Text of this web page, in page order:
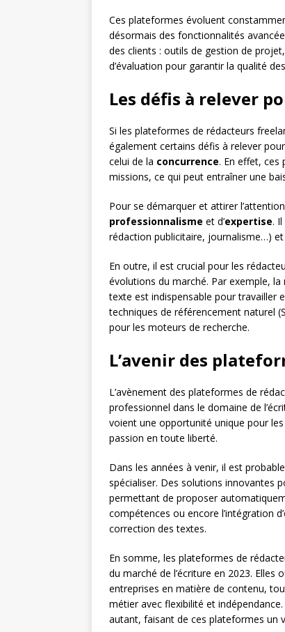
Ces plateformes évoluent
désormais des fonctionnalités
des clients : outils de gestion de
d’évaluation pour garantir la qualité
Les défis à relever
Si les plateformes de rédacteurs
également certains défis à relever
celui de la concurrence. En effet, ces
missions, ce qui peut entraîner une
Pour se démarquer et attirer
professionnalisme et d’expertise.
rédaction publicitaire, journalisme…)
En outre, il est crucial pour les
évolutions du marché. Par exemple,
texte est indispensable pour travailler
techniques de référencement naturel
pour les moteurs de recherche.
L’avenir des
L’avènement des plateformes de
professionnel dans le domaine de
voient une opportunité unique pour les
passion en toute liberté.
Dans les années à venir, il est
spécialiser. Des solutions innovantes
permettant de proposer
compétences ou encore l’intégration
correction des textes.
En somme, les plateformes de
du marché de l’écriture en 2023.
entreprises en matière de contenu,
métier avec flexibilité et
autant, faisant de ces plateformes un